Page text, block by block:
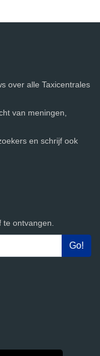
over alle Taxicentrales
van meningen,
en schrijf ook
ontvangen.